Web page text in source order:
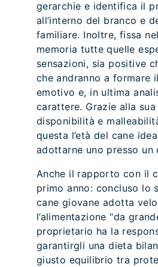
gerarchie e identifica il
all’interno del branco e
familiare. Inoltre, fissa
memoria tutte quelle
sensazioni, sia positive
che andranno a formare
emotivo e, in ultima
carattere. Grazie alla
disponibilità e
questa l’età del cane
adottarne uno presso un
Anche il rapporto con il
primo anno: concluso lo
cane giovane adotta
l’alimentazione “da
proprietario ha la
garantirgli una dieta
giusto equilibrio tra